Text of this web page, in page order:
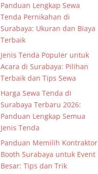
Panduan Lengkap Sewa
Tenda Pernikahan di
Surabaya: Ukuran dan Biaya
Terbaik
Jenis Tenda Populer untuk
Acara di Surabaya: Pilihan
Terbaik dan Tips Sewa
Harga Sewa Tenda di
Surabaya Terbaru 2026:
Panduan Lengkap Semua
Jenis Tenda
Panduan Memilih Kontraktor
Booth Surabaya untuk Event
Besar: Tips dan Trik